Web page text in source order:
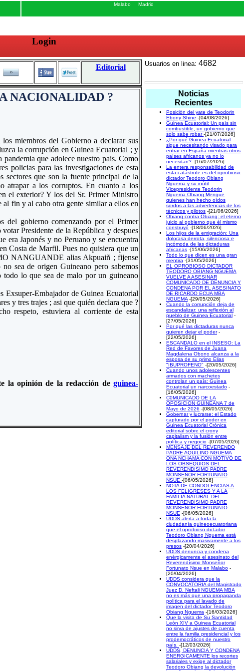
Malabo Madrid
Login
Editorial
NACIONALIDAD ?
miembros del Gobierno a declarar sus
la corrupción en Guinea Ecuatorial ; y
que adolece nuestro pais. Como
policias para las investigaciones de esta
sectores que son la fuente principal de la
atrapar a los corruptos. En cuanto a los
el exterior? Y los del Sr. Primer Ministro
al fin y al cabo otra gente similar a ellos en
del gobierno comenzando por el Primer
Presidente de la República y despues
era Japonés y no Peruano y se encuentra
Costa de Marfil. Pues no quisiera que un
NANGUANDE alias Akpuaiñ ; fijense
sea de origen Guineano pero sabemos
todo lo que sea de malo por un guineano
Embajador de Guinea Ecuatorial
y tres trajes ; asi que quién declara que ?
respeto, estuviera al corriente de esta
la opinión de la redacción de guinea-
Usuarios en linea: 4682
Noticias
Recientes
Posición del yate de Teodorin
Ebony Shine -[04/08/2026]
Guinea Ecuatorial: Un país sin
combustible, un gobierno que
solo sabe robar-[21/07/2026]
¿Por qué Guinea Ecuatorial
sigue necesitando visado para
entrar en España mientras otros
países africanos ya no lo
necesitan? -[16/07/2026]
La entera responsabilidad de
esta catástrofe es del oprobioso
dictador Teodoro Obiang
Nguema y su inútil
Vicepresidente Teodorin
Nguema Obiang Mengue
quienes han hecho oídos
sordos a las advertencias de los
técnicos y pilotos -[21/06/2026]
Obiang contra Obiang: el eterno
juicio al gobierno que él mismo
construyó -[18/06/2026]
Los hijos de la emigración: Una
dolorasa derrota, silenciosa e
incómoda de las dictaduras
africanas -[15/06/2026]
Todo lo que dicen es una gran
mentira -[31/05/2026]
EL OPROBIOSO DICTADOR
TEODORO OBIANG NGUEMA
VUELVE A ASESINAR
COMUNICADO DE DENUNCIA Y
CONDENA POR EL ASESINATO
DE RICARDO ECUA MBA
NGUEMA -[29/05/2026]
Cuando la corrupción deja de
escandalizar: una reflexión al
pueblo de Guinea Ecuatorial -
[27/05/2026]
Por qué las dictaduras nunca
quieren dejar el poder -
[22/05/2026]
ESCANDALO en el INSESO: La
Red de Favores de Juana
Magdalena Obono alcanza a la
esposa de su primo Elias
"IBUPROFENO" -[20/05/2026]
Cuando unos adolescentes
armados con machetes
controlan un país: Guinea
Ecuatorial un narcoestado -
[16/05/2026]
C0MUNICADO DE LA
OPOSICION GUINEANA 7 de
Mayo de 2026 -[08/05/2026]
Gobernar y lucrarse: el Estado
capturado por el poder en
Guinea Ecuatorial Crónica
editorial sobre el crony
capitalism y la fusión entre
política y negocio -[07/05/2026]
MENSAJE DEL REVERENDO
PADRE AQUILINO NGUEMA
ONA NCHAMA CON MOTIVO DE
LOS OBSEQUIOS DEL
REVERENDISIMO PADRE
MONSEÑOR FORTUNATO
NSUE -[06/05/2026]
NOTA DE CONDOLENCIAS A
LOS FELIGRESES Y A LA
FAMILIA NATURAL DEL
REVERENDISIMO PADRE
MONSEÑOR FORTUNATO
NSUE -[06/05/2026]
UDDS alerta a toda la
ciudadanía guineoecuatoriana
que el oprobioso dictador
Teodoro Obiang Nguema está
desplazando masivamente a los
presos -[20/04/2026]
UDDS denuncia y condena
enérgicamente el asesinato del
Reverendísimo Monseñor
Fortunato Nsue en Malabo -
[20/04/2026]
UDDS considera que la
CONVOCATORIA del Magistrado
Juez D. Neftali NGUEMA MBA
no es más que una propaganda
política para el lavado de
imagen del dictador Teodoro
Obiang Nguema -[16/03/2026]
Que la visita de Su Santidad
León XIV a Guinea Ecuatorial
no sirva de ajustes de cuenta
entre la familia presidencial y los
prodemocráticos de nuestro
país. -[12/03/2026]
UDDS, DENUNCIA Y CONDENA
ENERGICAMENTE los recortes
salariales y exige al dictador
Teodoro Obiang la devolución